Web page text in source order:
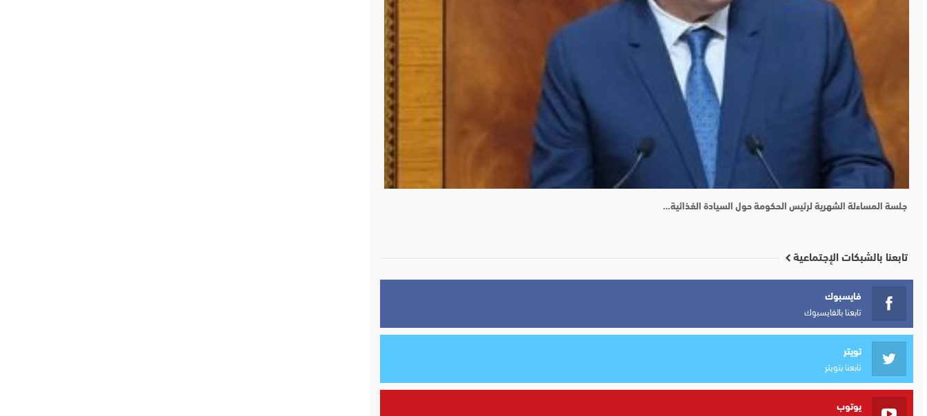
جلسة المساءلة الشهرية لرئيس الحكومة حول السيادة الغذائية…
تابعنا بالشبكات الإجتماعية
فايسبوك
تابعنا بالفايسبوك
تويتر
تابعنا بتويتر
يوتوب